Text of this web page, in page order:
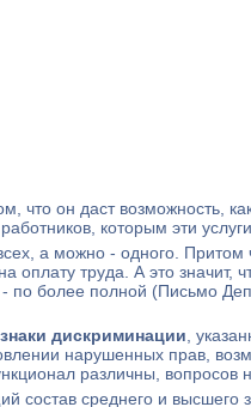
что он даст возможность,
которым эти
а можно - одного. Притом
оплату труда. А это значит,
по более полной (Письмо
дискриминации ,
нарушенных прав,
различны, вопросов
состав среднего и высшего